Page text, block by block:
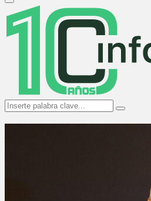
Primary
Menu
Search
for:
Search